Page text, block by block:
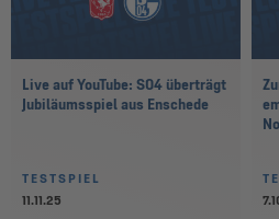
Live auf YouTube: S04 überträgt
Jubiläumsspiel aus Enschede
TESTSPIEL
11.11.25